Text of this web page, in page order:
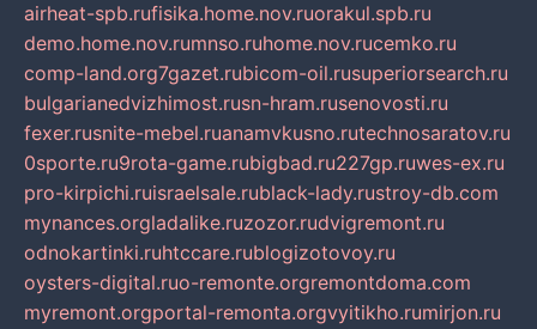
airheat-spb.rufisika.home.nov.ruorakul.spb.ru
demo.home.nov.rumnso.ruhome.nov.rucemko.ru
comp-land.org7gazet.rubicom-oil.rusuperiorsearch.ru
bulgarianedvizhimost.rusn-hram.rusenovosti.ru
fexer.rusnite-mebel.ruanamvkusno.rutechnosaratov.ru
0sporte.ru9rota-game.rubigbad.ru227gp.ruwes-ex.ru
pro-kirpichi.ruisraelsale.rublack-lady.rustroy-db.com
mynances.orgladalike.ruzozor.rudvigremont.ru
odnokartinki.ruhtccare.rublogizotovoy.ru
oysters-digital.ruo-remonte.orgremontdoma.com
myremont.orgportal-remonta.orgvyitikho.rumirjon.ru